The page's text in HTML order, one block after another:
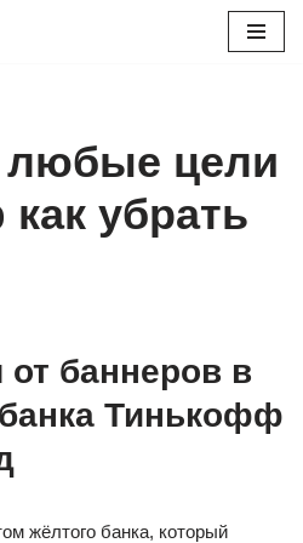
любые цели
убрать
баннеров в
Тинькофф
жёлтого банка, который